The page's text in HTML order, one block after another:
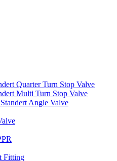
Quarter Turn Stop Valve
Multi Turn Stop Valve
Angle Valve
Fitting